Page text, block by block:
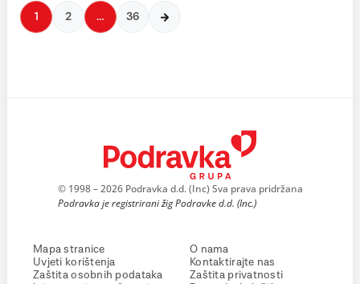
1 2 … 36
© 1998 – 2026 Podravka d.d. (Inc) Sva prava pridržana
Podravka je registrirani žig Podravke d.d. (Inc.)
Mapa stranice
Uvjeti korištenja
Zaštita osobnih podataka
O nama
Kontaktirajte nas
Zaštita privatnosti